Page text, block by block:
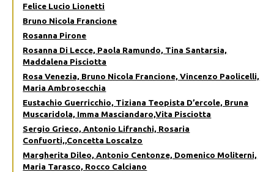
Felice Lucio Lionetti
Bruno Nicola Francione
Rosanna Pirone
Rosanna Di Lecce, Paola Ramundo, Tina Santarsia,
Maddalena Pisciotta
Rosa Venezia, Bruno Nicola Francione, Vincenzo Paolicelli,
Maria Ambrosecchia
Eustachio Guerricchio, Tiziana Teopista D’ercole, Bruna
Muscaridola, Imma Masciandaro,Vita Pisciotta
Sergio Grieco, Antonio Lifranchi, Rosaria
Confuorti,,Concetta Loscalzo
Margherita Dileo, Antonio Centonze, Domenico Moliterni,
Maria Tarasco, Rocco Calciano